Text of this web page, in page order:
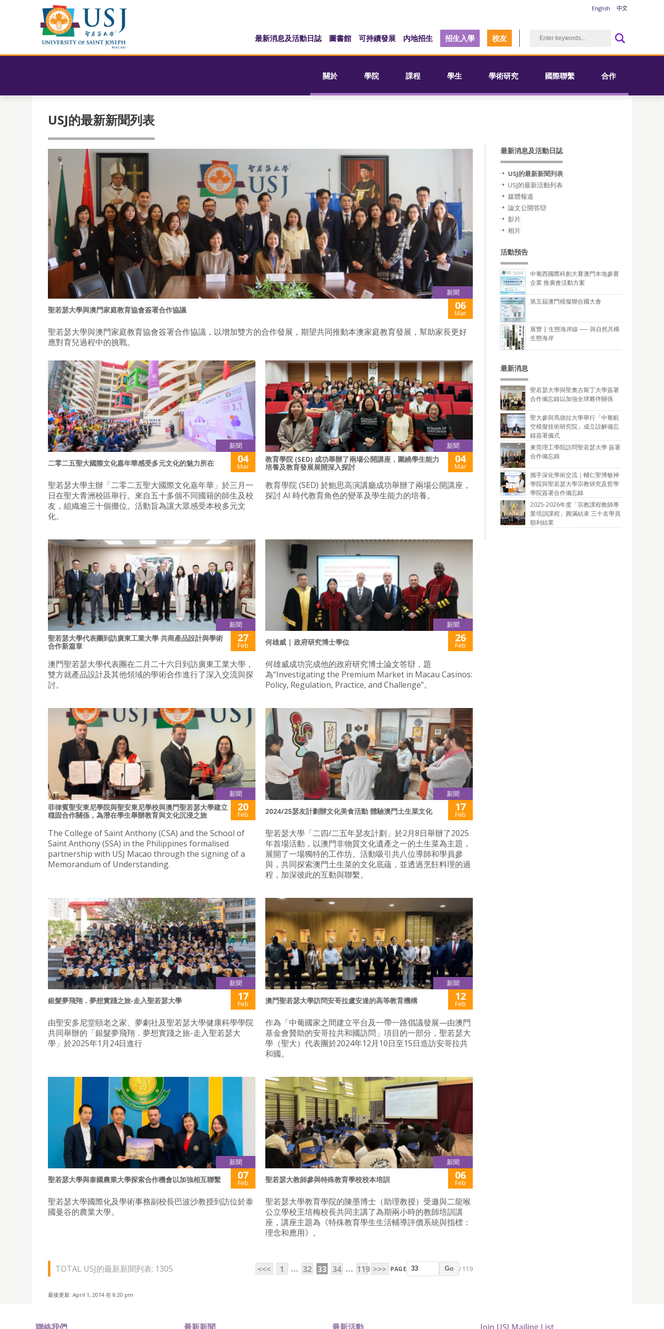
English 中文
最新消息及活動日誌 圖書館 可持續發展 内地招生 招生入學 校友
關於 學院 課程 學生 學術研究 國際聯繫 合作
USJ的最新新聞列表
新聞
聖若瑟大學與澳門家庭教育協會簽署合作協議 06
Mar
聖若瑟大學與澳門家庭教育協會簽署合作協議，以增加雙方的合作發展，期望共同推動本澳家庭教育發展，幫助家長更好
應對育兒過程中的挑戰。
新聞
二零二五聖大國際文化嘉年華感受多元文化的魅力所在 04
Mar
聖若瑟大學主辦「二零二五聖大國際文化嘉年華」於三月一
日在聖大青洲校區舉行。來自五十多個不同國籍的師生及校
友，組織逾三十個攤位。活動旨為讓大眾感受本校多元文
化。
新聞
教育學院 (SED) 成功舉辦了兩場公開講座，圍繞學生能力
培養及教育發展展開深入探討
04
Mar
教育學院 (SED) 於鮑思高演講廳成功舉辦了兩場公開講座，
探討 AI 時代教育角色的變革及學生能力的培養。
新聞
聖若瑟大學代表團到訪廣東工業大學 共商產品設計與學術
合作新篇章
27
Feb
澳門聖若瑟大學代表團在二月二十六日到訪廣東工業大學，
雙方就產品設計及其他領域的學術合作進行了深入交流與探
討。
新聞
何雄威 | 政府研究博士學位 26
Feb
何雄威成功完成他的政府研究博士論文答辯，題
為“Investigating the Premium Market in Macau Casinos:
Policy, Regulation, Practice, and Challenge”。
新聞
菲律賓聖安東尼學院與聖安東尼學校與澳門聖若瑟大學建立
穏固合作關係，為潛在學生舉辦教育與文化沉浸之旅
20
Feb
The College of Saint Anthony (CSA) and the School of
Saint Anthony (SSA) in the Philippines formalised
partnership with USJ Macao through the signing of a
Memorandum of Understanding.
新聞
2024/25瑟友計劃辦文化美食活動 體驗澳門土生菜文化 17
Feb
聖若瑟大學「二四/二五年瑟友計劃」於2月8日舉辦了2025
年首場活動，以澳門非物質文化遺產之一的土生菜為主題，
展開了一場獨特的工作坊。活動吸引共八位導師和學員參
與，共同探索澳門土生菜的文化底蘊，並透過烹飪料理的過
程，加深彼此的互動與聯繫。
新聞
銀髮夢飛翔．夢想實踐之旅-走入聖若瑟大學 17
Feb
由聖安多尼堂頤老之家、夢劇社及聖若瑟大學健康科學學院
共同舉辦的「銀髮夢飛翔．夢想實踐之旅-走入聖若瑟大
學」於2025年1月24日進行
新聞
澳門聖若瑟大學訪問安哥拉盧安達的高等教育機構 12
Feb
作為「中葡國家之間建立平台及一帶一路倡議發展—由澳門
基金會贊助的安哥拉共和國訪問」項目的一部分，聖若瑟大
學（聖大）代表團於2024年12月10日至15日造訪安哥拉共
和國。
新聞
聖若瑟大學與泰國農業大學探索合作機會以加強相互聯繫 07
Feb
聖若瑟大學國際化及學術事務副校長巴波沙教授到訪位於泰
國曼谷的農業大學。
新聞
聖若瑟大教師參與特殊教育學校校本培訓 06
Feb
聖若瑟大學教育學院的陳墨博士（助理教授）受邀與二龍喉
公立學校王培梅校長共同主講了為期兩小時的教師培訓講
座，講座主題為《特殊教育學生生活輔導評價系統與指標：
理念和應用》。
TOTAL USJ的最新新聞列表: 1305 <<< 1 ... 32 33 34 ... 119 >>> PAGE Go / 119
最後更新: April 1, 2014 在 8:20 pm
最新消息及活動日誌
USJ的最新新聞列表
USJ的最新活動列表
媒體報道
論文公開答辯
影片
相片
活動預告
中葡西國際科創大賽澳門本地參賽
企業 推廣會活動方案
第五屆澳門模擬聯合國大會
展覽 | 生態海岸線 ── 與自然共構
生態海岸
最新消息
聖若瑟大學與聖奧古斯丁大學簽署
合作備忘錄以加強全球夥伴關係
聖大參與馬德拉大學舉行「中葡航
空模擬技術研究院」成立諒解備忘
錄簽署儀式
東莞理工學院訪問聖若瑟大學 簽署
合作備忘錄
攜手深化學術交流｜輔仁聖博敏神
學院與聖若瑟大學宗教研究及哲學
學院簽署合作備忘錄
2025-2026年度「宗教課程教師專
業培訓課程」圓滿結束 三十名學員
順利結業